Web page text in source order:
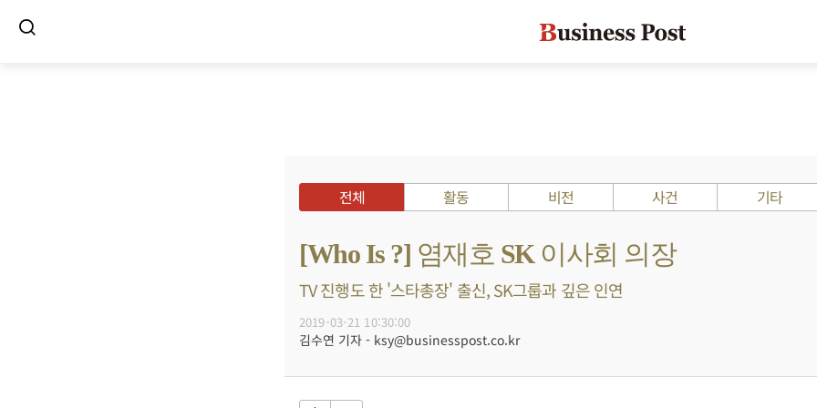
전체 활동 비전 사건 기타
[Who Is ?] 염재호 SK 이사회 의장
TV 진행도 한 '스타총장' 출신, SK그룹과 깊은 인연
2019-03-21 10:30:00
김수연 기자 - ksy@businesspost.co.kr